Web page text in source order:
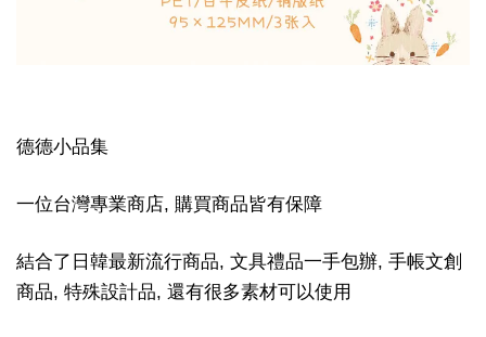
德德小品集
一位台灣專業商店, 購買商品皆有保障
結合了日韓最新流行商品, 文具禮品一手包辦, 手帳文創
商品, 特殊設計品, 還有很多素材可以使用